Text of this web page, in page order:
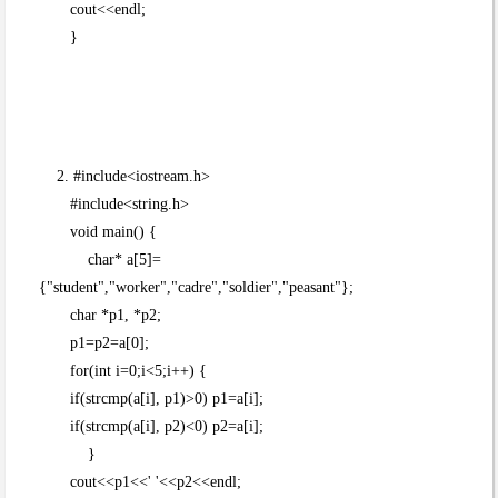
cout<<endl;
}
2. #include<iostream.h>
#include<string.h>
void main() {
char* a[5]=
{"student","worker","cadre","soldier","peasant"};
char *p1, *p2;
p1=p2=a[0];
for(int i=0;i<5;i++) {
if(strcmp(a[i], p1)>0) p1=a[i];
if(strcmp(a[i], p2)<0) p2=a[i];
}
cout<<p1<<' '<<p2<<endl;